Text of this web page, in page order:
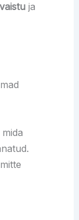
ja